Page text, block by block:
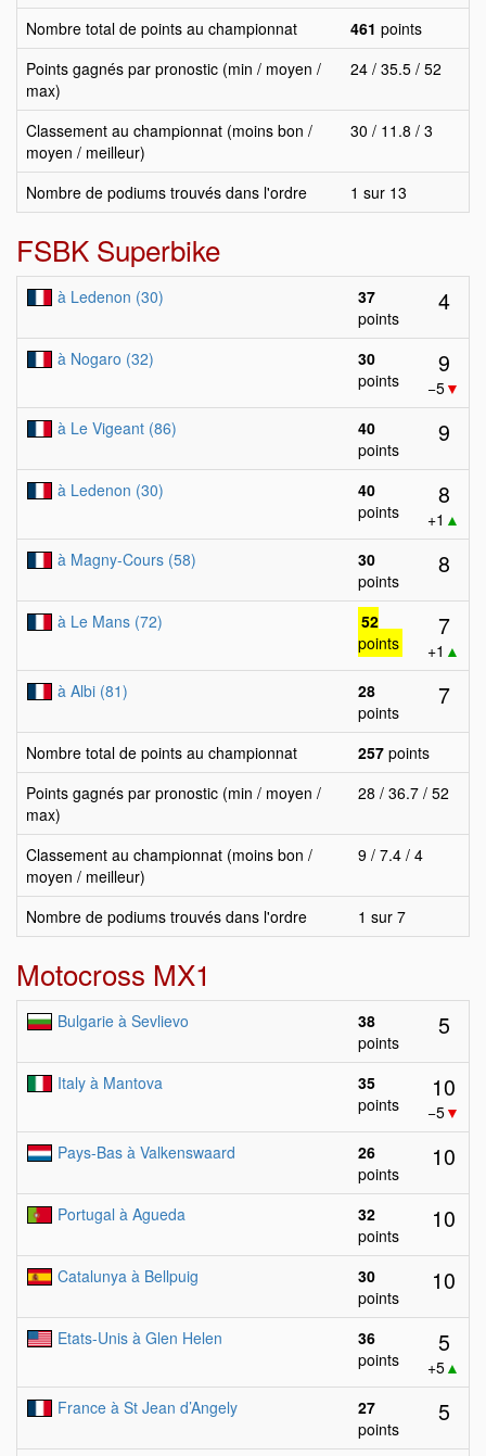
Nombre total de points au championnat
461 points
Points gagnés par pronostic (min / moyen /
max)
24 / 35.5 / 52
Classement au championnat (moins bon /
moyen / meilleur)
30 / 11.8 / 3
Nombre de podiums trouvés dans l'ordre 1 sur 13
FSBK Superbike
à Ledenon (30)
37
points
4
à Nogaro (32)
30
points
9
−5▼
à Le Vigeant (86)
40
points
9
à Ledenon (30)
40
points
8
+1 ▲
à Magny-Cours (58)
30
points
8
à Le Mans (72)
52
points
7
+1 ▲
à Albi (81)
28
points
7
Nombre total de points au championnat 257 points
Points gagnés par pronostic (min / moyen /
max)
28 / 36.7 / 52
Classement au championnat (moins bon /
moyen / meilleur)
9 / 7.4 / 4
Nombre de podiums trouvés dans l'ordre 1 sur 7
Motocross MX1
Bulgarie à Sevlievo
38
points
5
Italy à Mantova
35
points
10
−5▼
Pays-Bas à Valkenswaard
26
points
10
Portugal à Agueda
32
points
10
Catalunya à Bellpuig
30
points
10
Etats-Unis à Glen Helen
36
points
5
+5▲
France à St Jean d’Angely
27
points
5